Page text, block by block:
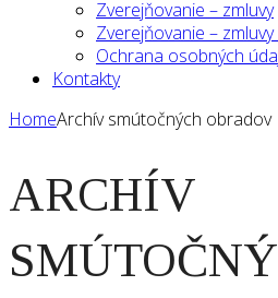
Zverejňovanie – zmluvy
Zverejňovanie –
Ochrana osobných
Kontakty
HomeArchív smútočných obradov
ARCHÍV